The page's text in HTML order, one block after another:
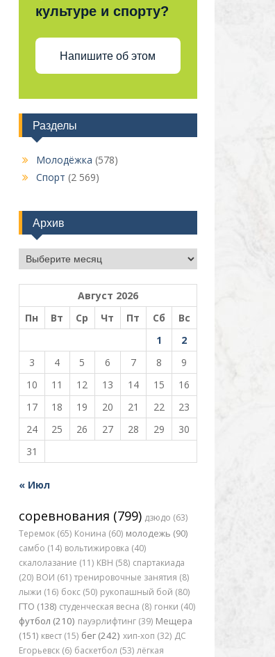
культуре и спорту?
Напишите об этом
Разделы
Молодёжка (578)
Спорт (2 569)
Архив
Архив
Август 2026
Пн
Вт Ср Чт Пт Сб
Вс
1
2
3
4 5 6 7 8
9
10
11 12 13 14 15
16
17
18 19 20 21 22
23
24
25 26 27 28 29
30
31
« Июл
соревнования (799) дзюдо (63)
Теремок (65) Конина (60) молодежь (90)
самбо (14) вольтижировка (40)
скалолазание (11) КВН (58) спартакиада
(20) ВОИ (61) тренировочные занятия (8)
лыжи (16) бокс (50) рукопашный бой (80)
ГТО (138) студенческая весна (8) гонки (40)
футбол (210) пауэрлифтинг (39) Мещера
(151) квест (15) бег (242) хип-хоп (32) ДС
Егорьевск (6) баскетбол (53) лёгкая